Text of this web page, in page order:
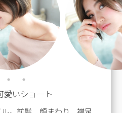
愛いショート